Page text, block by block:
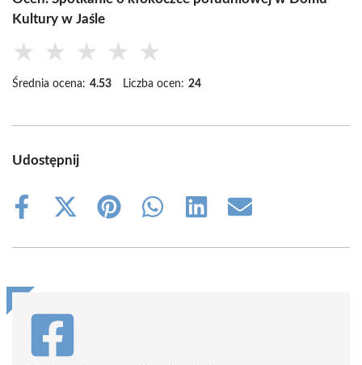
Kultury w Jaśle
★ ★ ★ ★ ★
Średnia ocena: 4.53 Liczba ocen: 24
Udostępnij
Share
Share
(Twitter)
Share
Share
Share
Share